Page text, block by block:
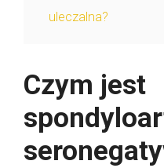
uleczalna?
Czym jest